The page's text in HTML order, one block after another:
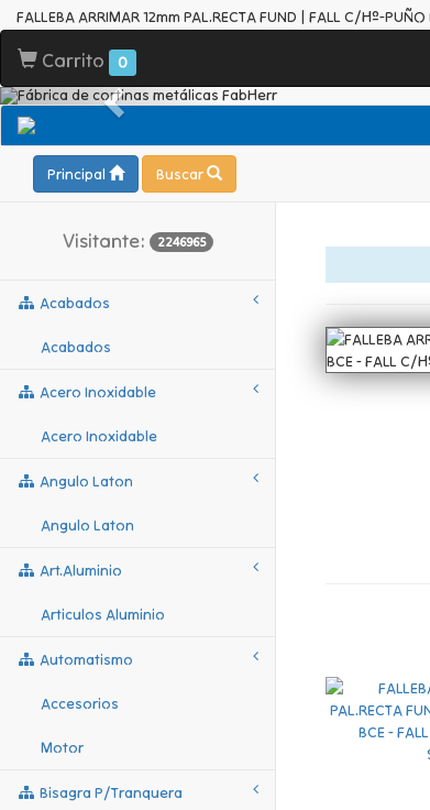
FALLEBA ARRIMAR 12mm PAL.RECTA FUND | FALL C/Hº-
Carrito 0
Principal Buscar
Visitante: 2246965
Acabados
Acabados
Acero Inoxidable
Acero Inoxidable
Angulo Laton
Angulo Laton
Art.aluminio
Articulos Aluminio
Automatismo
Accesorios
Motor
Bisagra P/tranquera